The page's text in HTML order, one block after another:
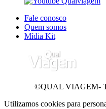
Fale conosco
Quem somos
Mídia Kit
©QUAL VIAGEM-
Utilizamos cookies para